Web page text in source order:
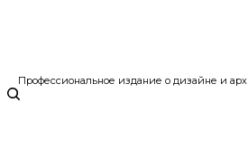
Профессиональное издание о дизайне и